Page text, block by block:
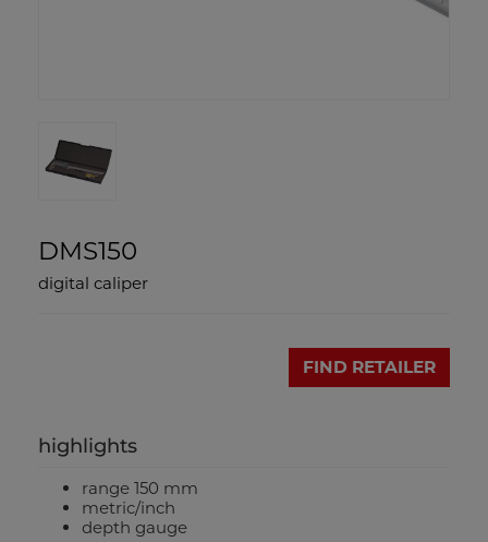
DMS150
digital caliper
FIND RETAILER
highlights
range 150 mm
metric/inch
depth gauge